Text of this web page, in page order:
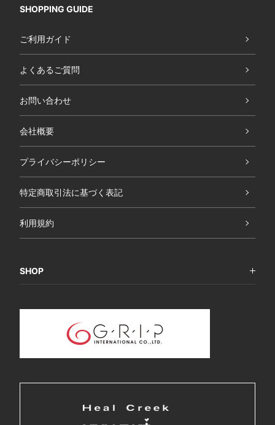
SHOPPING GUIDE
ご利用ガイド
よくあるご質問
お問い合わせ
会社概要
プライバシーポリシー
特定商取引法に基づく表記
利用規約
SHOP